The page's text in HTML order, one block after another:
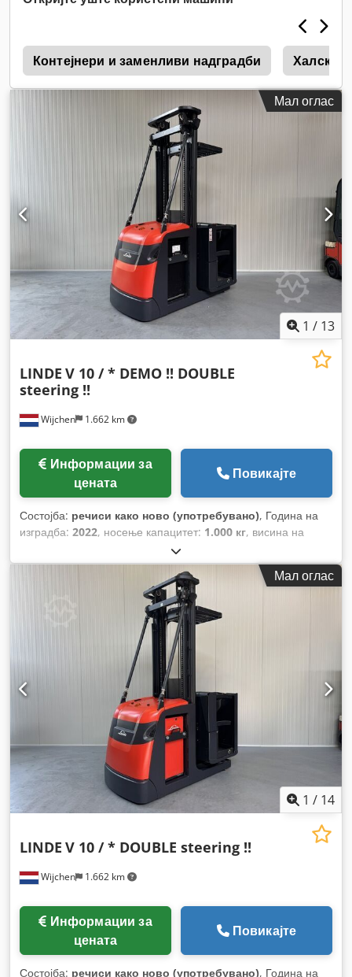
Контејнери и заменливи надградби Халски
Мал оглас
1 / 13
Wijchen 1.662 km
LINDE V 10 / * DEMO !! DOUBLE
steering !!
цената
Повикајте
Состојба: речиси како ново (употребувано), Година на
изградба: 2022, носење капацитет: 1.000 кг, висина на
, градежна височина:
работни часови:1.033 h, тип на гориво:електричен, тип на
Мал оглас
1 / 14
Wijchen 1.662 km
LINDE V 10 / * DOUBLE steering !!
цената
Повикајте
Состојба: речиси како ново (употребувано), Година на